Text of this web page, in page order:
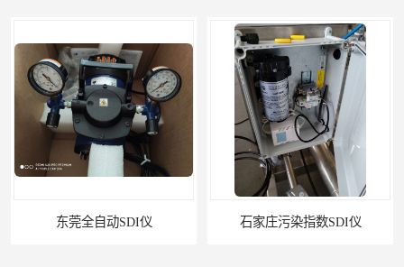
石家庄污染指数SDI仪